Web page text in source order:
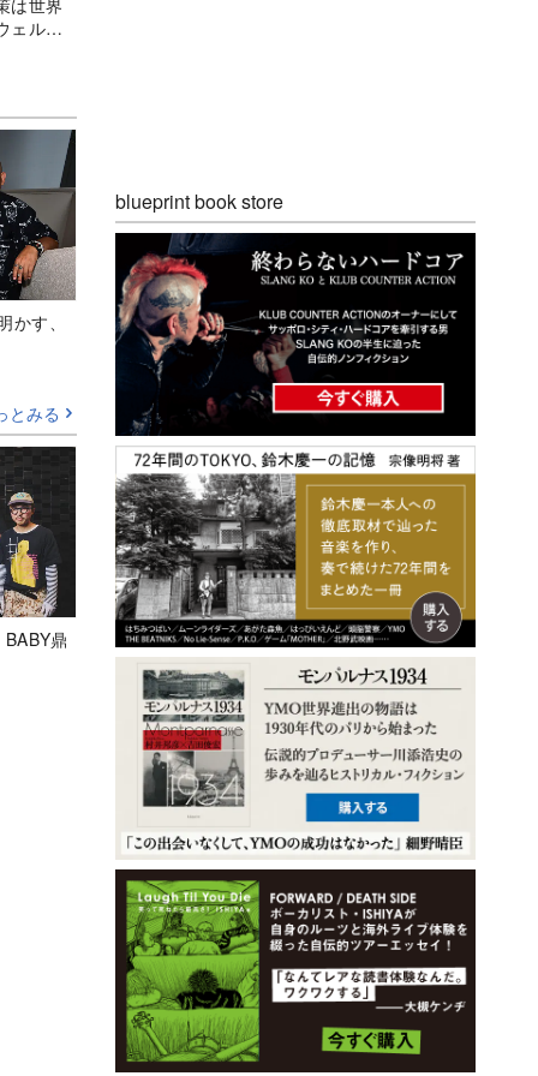
ェルネ
す、
とみる
鼎
blueprint book store